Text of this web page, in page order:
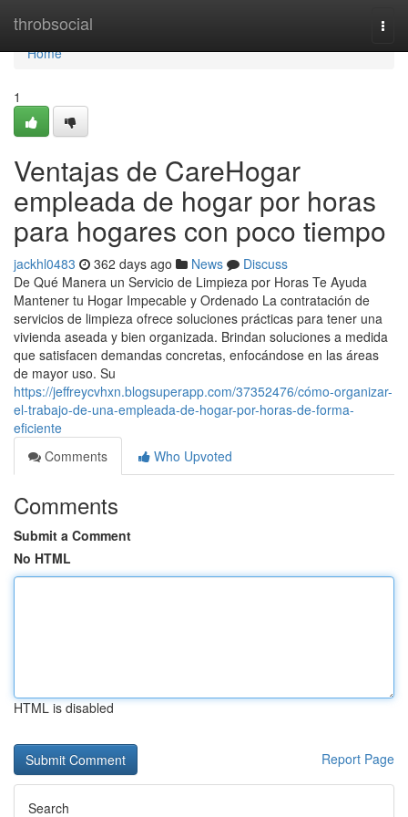
throbsocial
Home
Home
1
Ventajas de CareHogar
empleada de hogar por horas
para hogares con poco tiempo
jackhl0483 362 days ago News
Discuss
De Qué Manera un Servicio de Limpieza por Horas Te Ayuda
Mantener tu Hogar Impecable y Ordenado La contratación de
servicios de limpieza ofrece soluciones prácticas para tener una
vivienda aseada y bien organizada. Brindan soluciones a medida
que satisfacen demandas concretas, enfocándose en las áreas
de mayor uso. Su
https://jeffreycvhxn.blogsuperapp.com/37352476/cómo-organizar-
el-trabajo-de-una-empleada-de-hogar-por-horas-de-forma-
eficiente
Comments
Who Upvoted
Comments
Submit a Comment
No HTML
HTML is disabled
Report Page
Search